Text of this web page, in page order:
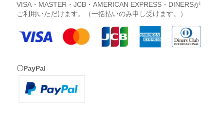
VISA・MASTER・JCB・AMERICAN EXPRESS・DINERSが
ご利用いただけます。（一括払いのみ申し受けます。）
〇PayPal